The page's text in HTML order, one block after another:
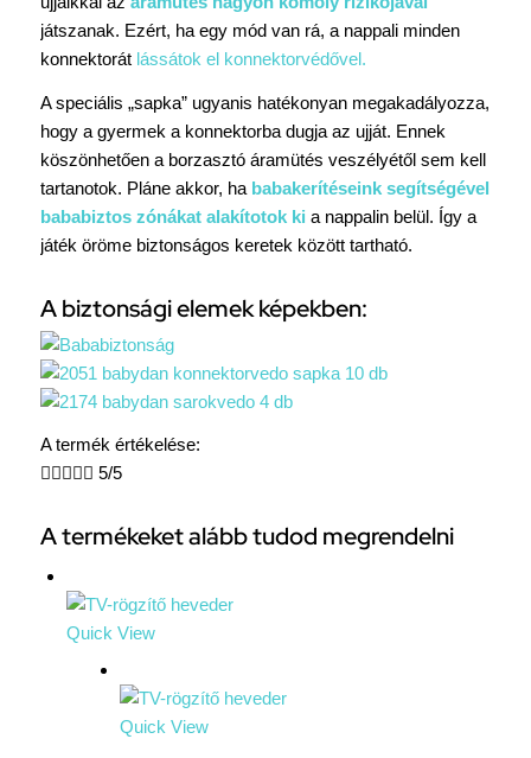
játszanak. Ezért, ha egy mód van rá, a nappali minden
konnektorát lássátok el konnektorvédővel.
A speciális „sapka” ugyanis hatékonyan megakadályozza,
hogy a gyermek a konnektorba dugja az ujját. Ennek
köszönhetően a borzasztó áramütés veszélyétől sem kell
tartanotok. Pláne akkor, ha babakerítéseink segítségével
bababiztos zónákat alakítotok ki a nappalin belül. Így a
játék öröme biztonságos keretek között tartható.
A biztonsági elemek képekben:
A termék értékelése:
 5/5
A termékeket alább tudod megrendelni
Quick View
Quick View